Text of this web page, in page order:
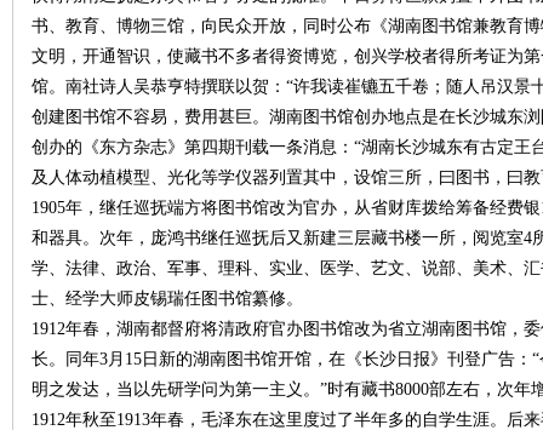
书、教育、博物三馆，向民众开放，同时公布《湖南图书馆兼教育
文明，开通智识，使藏书不多者得资博览，创兴学校者得所考证为
馆。南社诗人吴恭亨特撰联以贺：“许我读崔镳五千卷；随人吊汉景
创建图书馆不容易，费用甚巨。湖南图书馆创办地点是在长沙城东
创办的《东方杂志》第四期刊载一条消息：“湖南长沙城东有古定王
及人体动植模型、光化等学仪器列置其中，设馆三所，曰图书，曰
1905年，继任巡抚端方将图书馆改为官办，从省财库拨给筹备经费
和器具。次年，庞鸿书继任巡抚后又新建三层藏书楼一所，阅览室
学、法律、政治、军事、理科、实业、医学、艺文、说部、美术、
士、经学大师皮锡瑞任图书馆纂修。
1912年春，湖南都督府将清政府官办图书馆改为省立湖南图书馆，
长。同年3月15日新的湖南图书馆开馆，在《长沙日报》刊登广告：
明之发达，当以先研学问为第一主义。”时有藏书8000部左右，次年
1912年秋至1913年春，毛泽东在这里度过了半年多的自学生涯。后